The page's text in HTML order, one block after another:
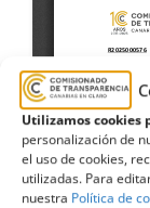
Utilizamos cookies
personalización de
el uso de cookies,
utilizadas. Para
nuestra Política de